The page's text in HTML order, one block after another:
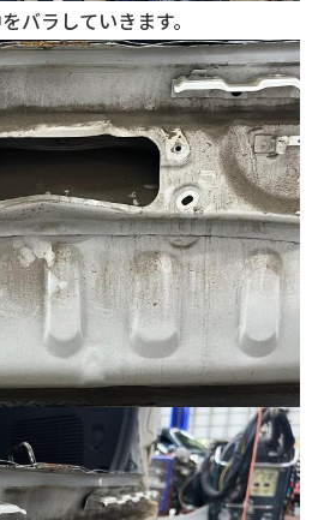
バラしていきます。